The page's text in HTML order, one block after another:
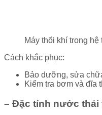
Máy thổi khí trong
Cách khắc phục:
Bảo dưỡng, sửa
Kiểm tra bơm và đĩa
– Đặc tính nước thải